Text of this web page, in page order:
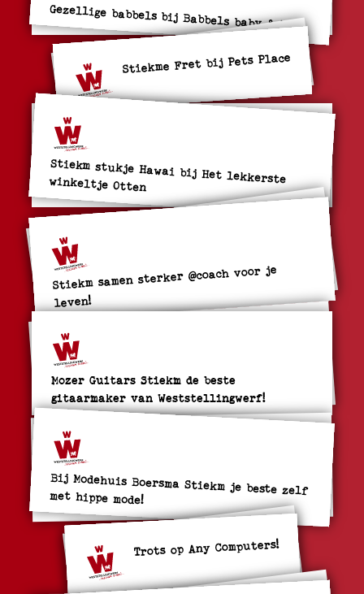
Gezellige babbels bij Babbels baby & kids
Stiekme Fret bij Pets Place
Stiekm stukje Hawai bij Het lekkerste winkeltje Otten
Stiekm samen sterker @coach voor je
leven!
Mozer Guitars Stiekm de beste
gitaarmaker van Weststellingwerf!
Bij Modehuis Boersma Stiekm je beste zelf
met hippe mode!
Trots op Any Computers!